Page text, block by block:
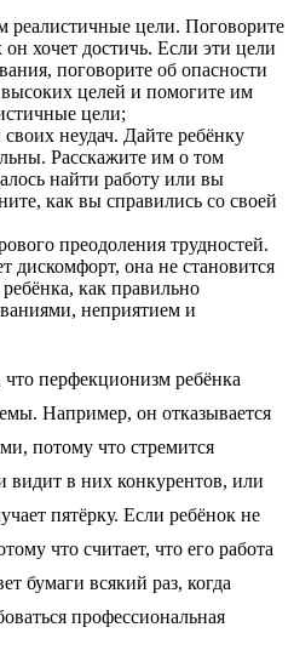
реалистичные цели. Поговорите
хочет достичь. Если эти цели
поговорите об опасности
целей и помогите им
цели;
неудач. Дайте ребёнку
Расскажите им о том
найти работу или вы
как вы справились со своей
преодоления трудностей.
дискомфорт, она не становится
как правильно
неприятием и
перфекционизм ребёнка
Например, он отказывается
потому что стремится
видит в них конкурентов, или
пятёрку. Если ребёнок не
что считает, что его работа
бумаги всякий раз, когда
профессиональная